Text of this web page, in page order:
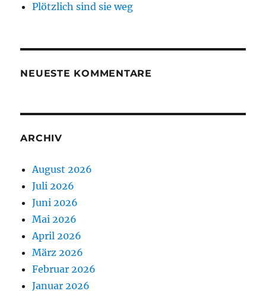
Plötzlich sind sie weg
NEUESTE KOMMENTARE
ARCHIV
August 2026
Juli 2026
Juni 2026
Mai 2026
April 2026
März 2026
Februar 2026
Januar 2026